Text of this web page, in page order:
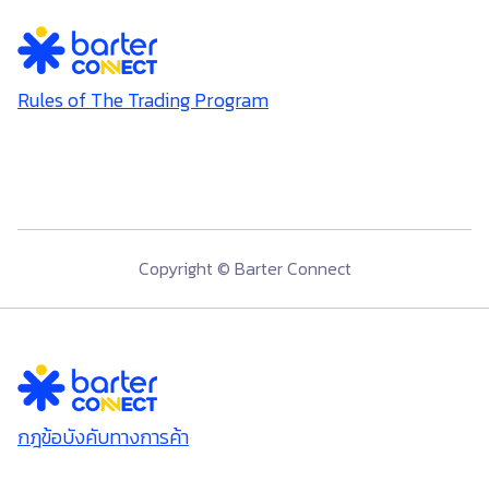
Rules of The Trading Program
Copyright © Barter Connect
กฎข้อบังคับทางการค้า